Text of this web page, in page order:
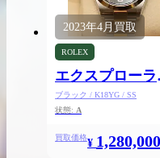
2023年4月 買取
ROLEX
エクスプローラ
Ⅰ36
ブラック / K18YG / SS
状態: A
買取価格¥ 1,280,000